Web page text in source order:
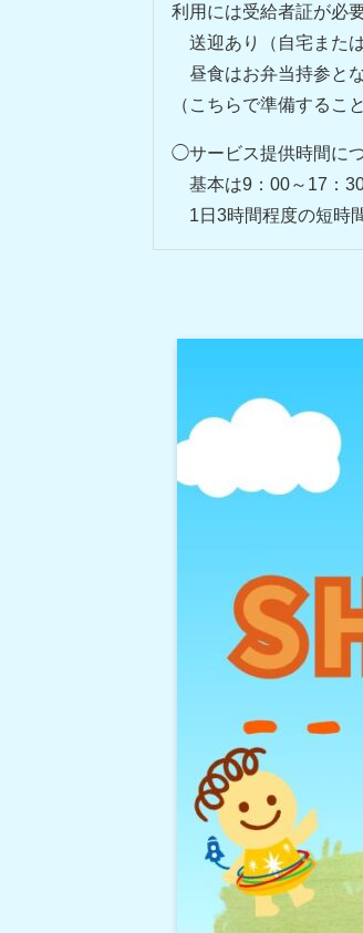
利用には受給者証が必
送迎あり（自宅また
昼食はお弁当持参と
（こちらで準備するこ
◯サービス提供時間に
基本は9：00～17：
1日3時間程度の短時